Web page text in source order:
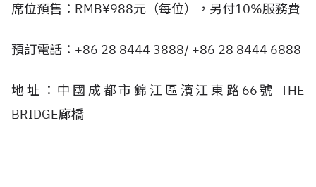
席位預售：RMB¥988元（每位），另付10%服務費
預訂電話：+86 28 8444 3888/ +86 28 8444 6888
地址：中國成都市錦江區濱江東路66號 THE
BRIDGE廊橋